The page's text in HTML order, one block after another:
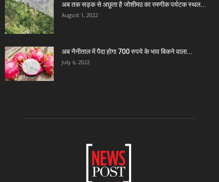
अब तक सड़क से अछूता है जोशीमठ का रमणीक पर्यटक स्थल...
August 1, 2022
अब नैनीताल में पैदा होगा 700 रुपये के भाव बिकने वाला...
July 6, 2022